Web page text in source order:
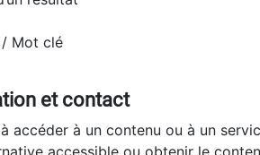
/ Mot clé
et contact
à accéder à un contenu ou à un
accessible ou obtenir le